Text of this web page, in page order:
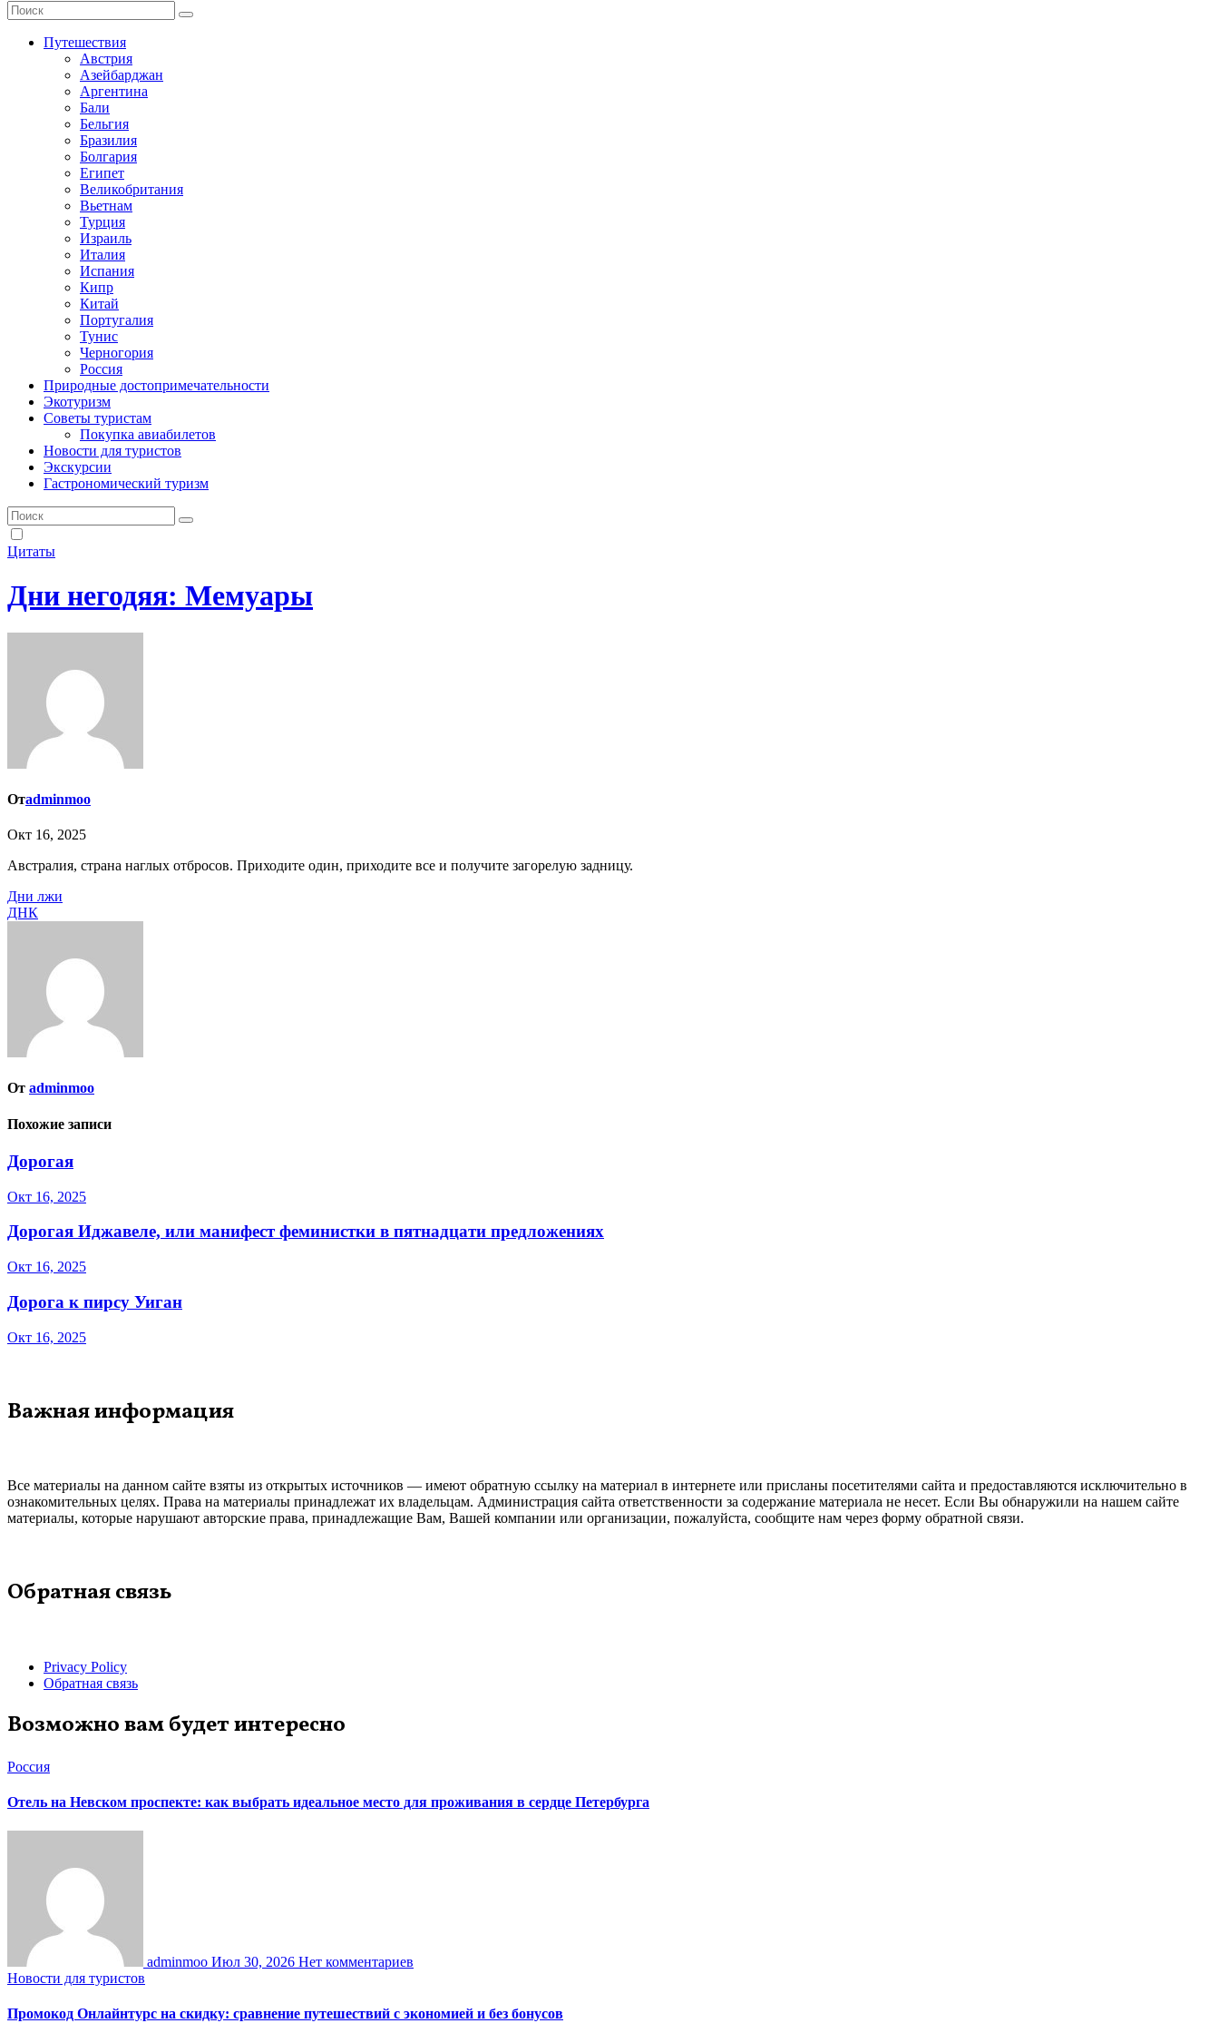
Путешествия
Австрия
Азейбарджан
Аргентина
Бали
Бельгия
Бразилия
Болгария
Египет
Великобритания
Вьетнам
Турция
Израиль
Италия
Испания
Кипр
Китай
Португалия
Тунис
Черногория
Россия
Природные достопримечательности
Экотуризм
Советы туристам
Покупка авиабилетов
Новости для туристов
Экскурсии
Гастрономический туризм
Цитаты
Дни негодяя: Мемуары
Отadminmoo
Окт 16, 2025
Австралия, страна наглых отбросов. Приходите один, приходите все и получите загорелую задницу.
Навигация
по
Дни лжи
ДНК
От adminmoo
Похожие записи
Дорогая
Окт 16, 2025
Дорогая Иджавеле, или манифест феминистки в пятнадцати предложениях
Окт 16, 2025
Дорога к пирсу Уиган
Окт 16, 2025
Важная информация
Все материалы на данном сайте взяты из открытых источников — имеют обратную ссылку на материал в интернете или присланы посетителями сайта и предоставляются исключительно в
ознакомительных целях. Права на материалы принадлежат их владельцам. Администрация сайта ответственности за содержание материала не несет. Если Вы обнаружили на нашем сайте
материалы, которые нарушают авторские права, принадлежащие Вам, Вашей компании или организации, пожалуйста, сообщите нам через форму обратной связи.
Обратная связь
Privacy Policy
Обратная связь
Возможно вам будет интересно
Россия
Отель на Невском проспекте: как выбрать идеальное место для проживания в сердце Петербурга
adminmoo Июл 30, 2026 Нет комментариев
Новости для туристов
Промокод Онлайнтурс на скидку: сравнение путешествий с экономией и без бонусов